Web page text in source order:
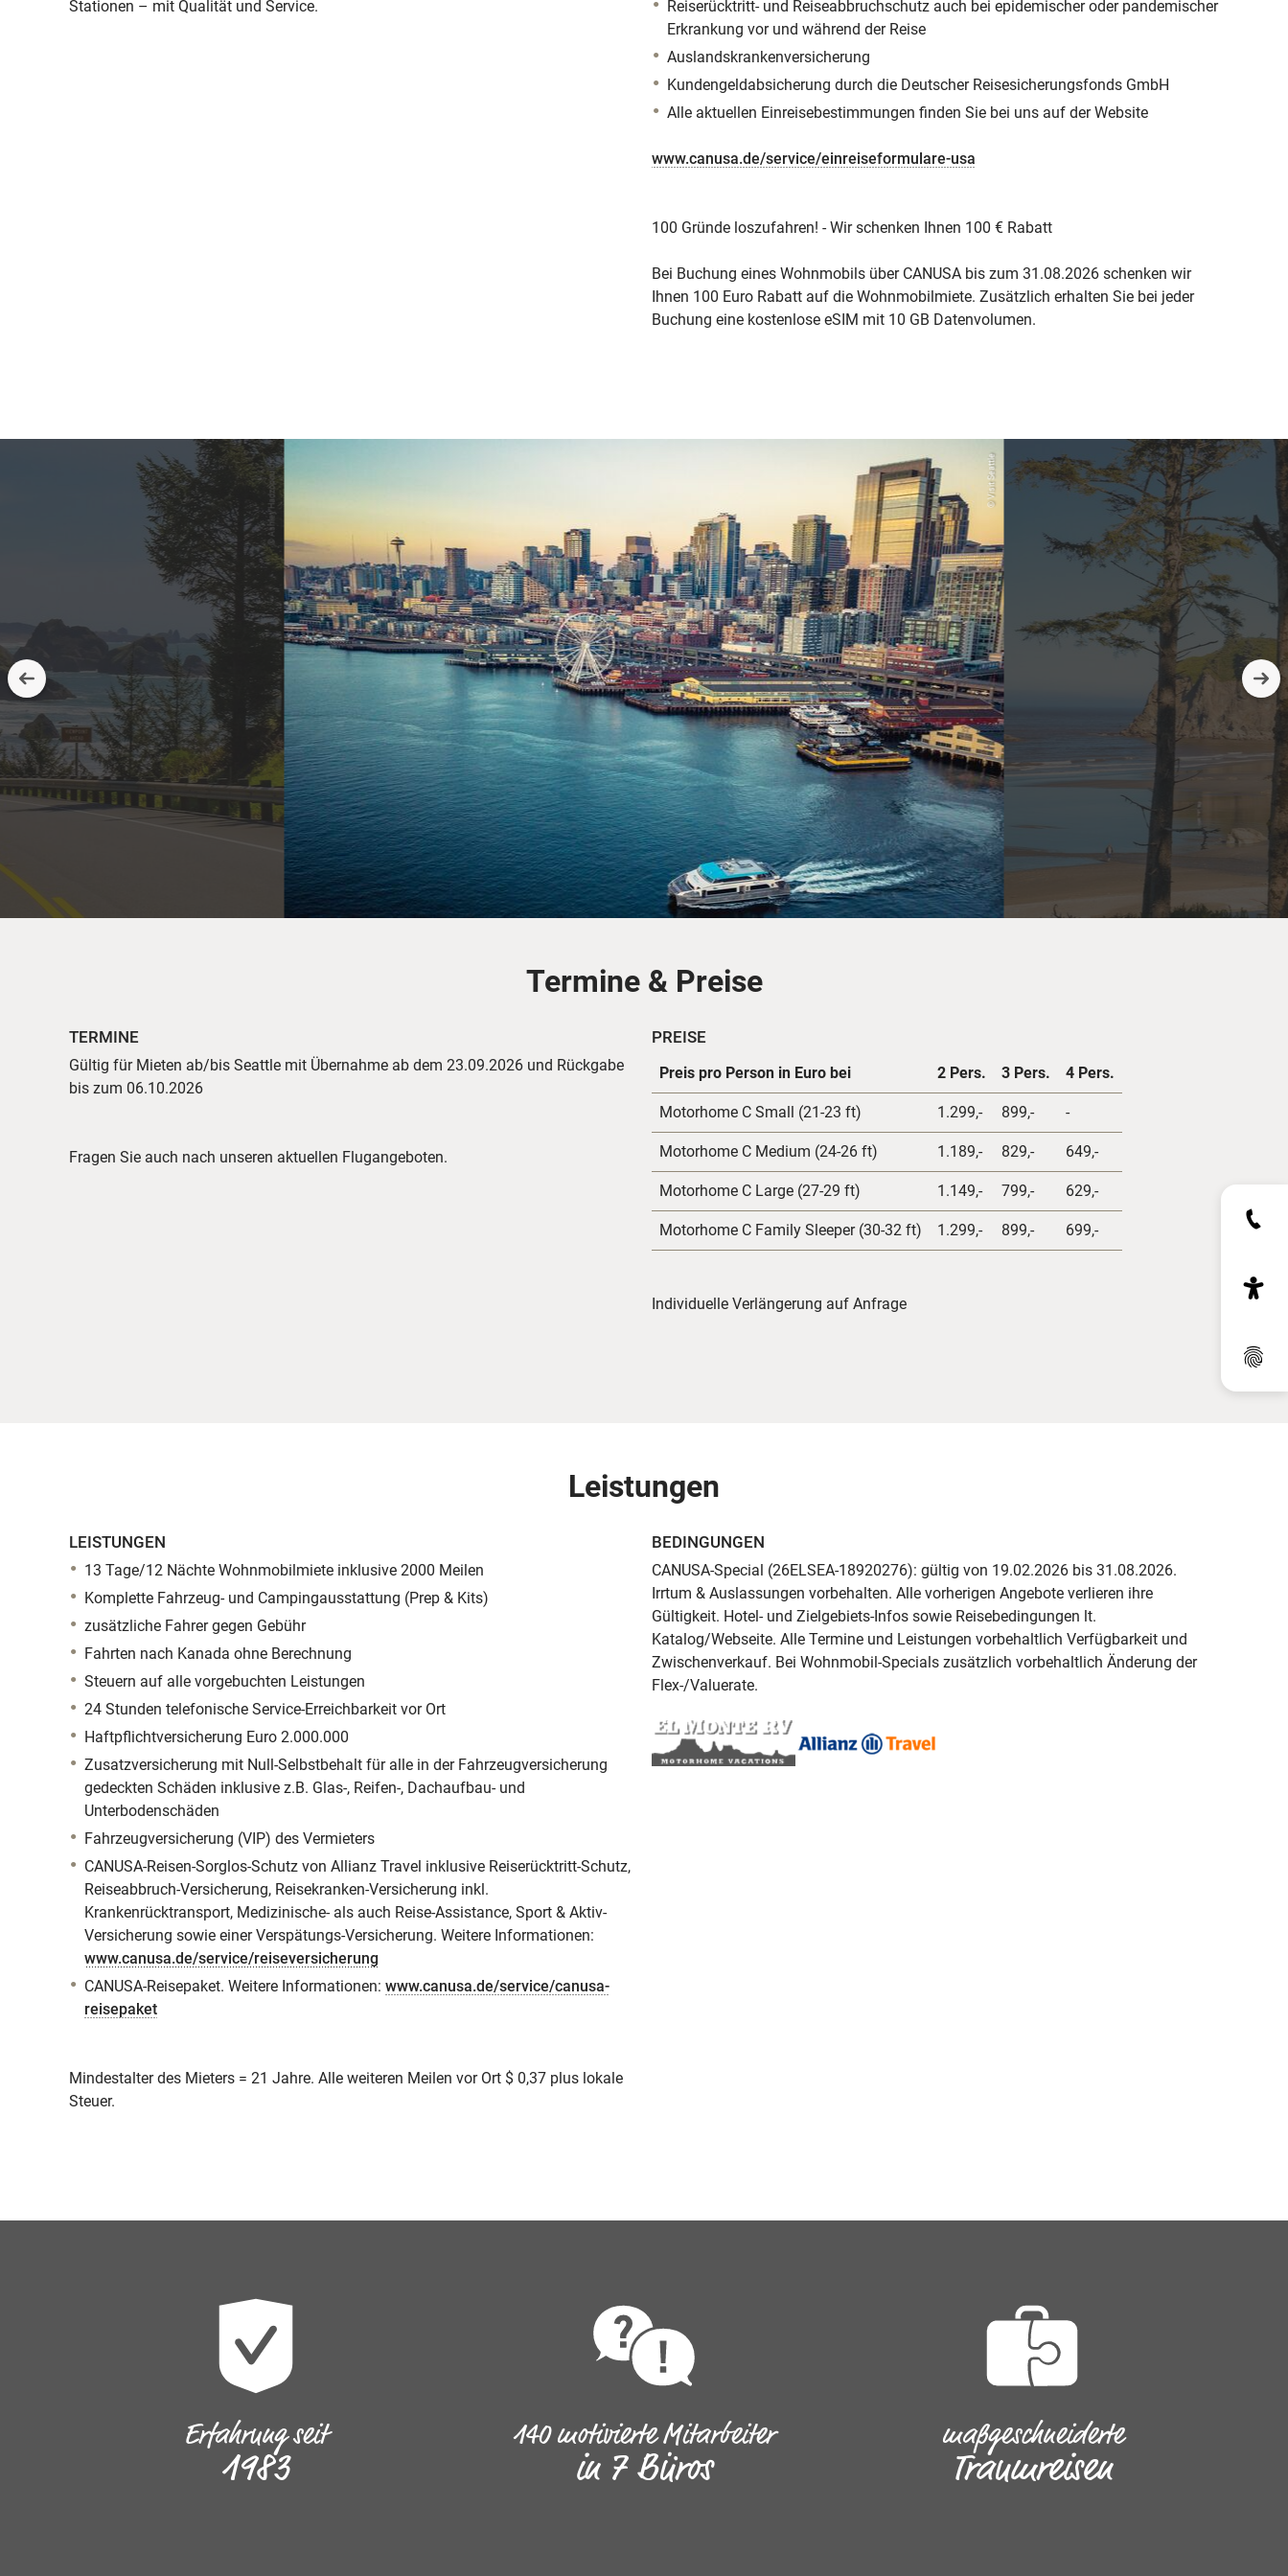
Stationen – mit Qualität und Service.
Reiserücktritt- und Reiseabbruchschutz auch bei epidemischer oder pandemischer
Erkrankung vor und während der Reise
Auslandskrankenversicherung
Kundengeldabsicherung durch die Deutscher Reisesicherungsfonds GmbH
Alle aktuellen Einreisebestimmungen finden Sie bei uns auf der Website
www.canusa.de/service/einreiseformulare-usa
100 Gründe loszufahren! - Wir schenken Ihnen 100 € Rabatt
Bei Buchung eines Wohnmobils über CANUSA bis zum 31.08.2026 schenken wir
Ihnen 100 Euro Rabatt auf die Wohnmobilmiete. Zusätzlich erhalten Sie bei jeder
Buchung eine kostenlose eSIM mit 10 GB Datenvolumen.
© Ashley Hadzopoulos... © Visit Seattle
Termine & Preise
TERMINE
Gültig für Mieten ab/bis Seattle mit Übernahme ab dem 23.09.2026 und Rückgabe
bis zum 06.10.2026
Fragen Sie auch nach unseren aktuellen Flugangeboten.
PREISE
Preis pro Person in Euro bei 2 Pers. 3 Pers. 4 Pers.
Motorhome C Small (21-23 ft) 1.299,- 899,- -
Motorhome C Medium (24-26 ft) 1.189,- 829,- 649,-
Motorhome C Large (27-29 ft) 1.149,- 799,- 629,-
Motorhome C Family Sleeper (30-32 ft) 1.299,- 899,- 699,-
Individuelle Verlängerung auf Anfrage
Leistungen
LEISTUNGEN
13 Tage/12 Nächte Wohnmobilmiete inklusive 2000 Meilen
Komplette Fahrzeug- und Campingausstattung (Prep & Kits)
zusätzliche Fahrer gegen Gebühr
Fahrten nach Kanada ohne Berechnung
Steuern auf alle vorgebuchten Leistungen
24 Stunden telefonische Service-Erreichbarkeit vor Ort
Haftpflichtversicherung Euro 2.000.000
Zusatzversicherung mit Null-Selbstbehalt für alle in der Fahrzeugversicherung
gedeckten Schäden inklusive z.B. Glas-, Reifen-, Dachaufbau- und
Unterbodenschäden
Fahrzeugversicherung (VIP) des Vermieters
CANUSA-Reisen-Sorglos-Schutz von Allianz Travel inklusive Reiserücktritt-Schutz,
Reiseabbruch-Versicherung, Reisekranken-Versicherung inkl.
Krankenrücktransport, Medizinische- als auch Reise-Assistance, Sport & Aktiv-
Versicherung sowie einer Verspätungs-Versicherung. Weitere Informationen:
www.canusa.de/service/reiseversicherung
CANUSA-Reisepaket. Weitere Informationen: www.canusa.de/service/canusa-
reisepaket
Mindestalter des Mieters = 21 Jahre. Alle weiteren Meilen vor Ort $ 0,37 plus lokale
Steuer.
BEDINGUNGEN
CANUSA-Special (26ELSEA-18920276): gültig von 19.02.2026 bis 31.08.2026.
Irrtum & Auslassungen vorbehalten. Alle vorherigen Angebote verlieren ihre
Gültigkeit. Hotel- und Zielgebiets-Infos sowie Reisebedingungen lt.
Katalog/Webseite. Alle Termine und Leistungen vorbehaltlich Verfügbarkeit und
Zwischenverkauf. Bei Wohnmobil-Specials zusätzlich vorbehaltlich Änderung der
Flex-/Valuerate.
Erfahrung seit
1983
140 motivierte Mitarbeiter
in 7 Büros
maßgeschneiderte
Traumreisen